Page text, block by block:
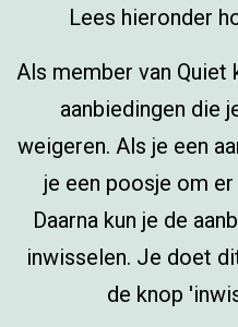
Lees hieronder
Als member van Quiet
aanbiedingen die
weigeren. Als je een
je een poosje om
Daarna kun je de
inwisselen. Je doet
de knop